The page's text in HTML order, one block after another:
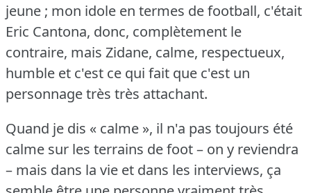
jeune ; mon idole en termes de football, c'était
Eric Cantona, donc, complètement le
contraire, mais Zidane, calme, respectueux,
humble et c'est ce qui fait que c'est un
personnage très très attachant.
Quand je dis « calme », il n'a pas toujours été
calme sur les terrains de foot – on y reviendra
– mais dans la vie et dans les interviews, ça